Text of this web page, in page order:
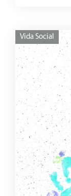
Vida Social